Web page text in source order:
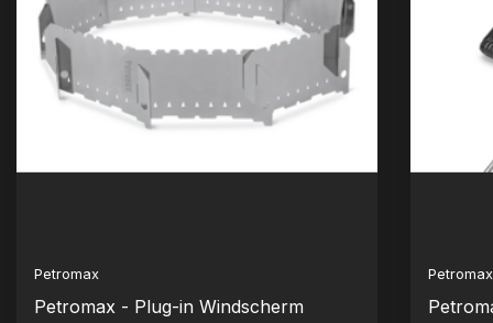
Petromax
Petromax - Plug-in Windscherm
Petromax